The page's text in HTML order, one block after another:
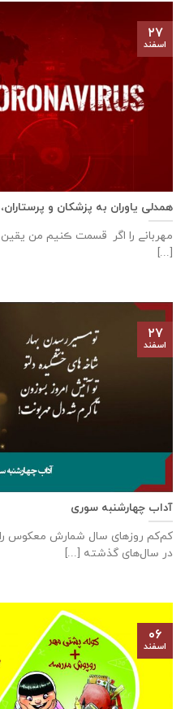
همدلی یاوران به پزشکان و
مهربانے را اگر قسمت ڪنیم من
[...]
۲۷
اسفند
آداب چهارشنبه سوری
کم‌کم روزهای سال شمارش معکوس را
در سال‌های گذشته [...]
۲۷
اسفند
۰۶
اسفند